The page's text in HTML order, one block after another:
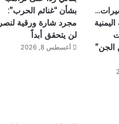
الجن”
بشأن “غنائم الحرب”:
مجرد شارة ورقية لنصر
لن يتحقق أبداً
أغسطس 8, 2026